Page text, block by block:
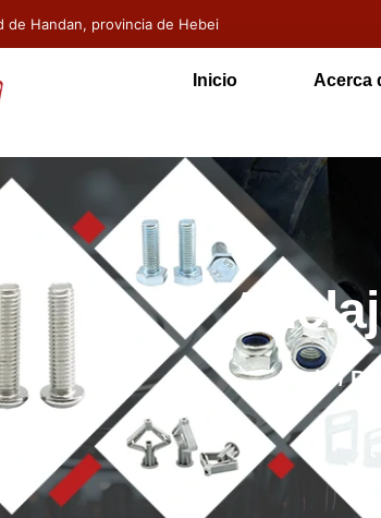
de Handan, provincia de Hebei
Inicio Acerca
Inicio /